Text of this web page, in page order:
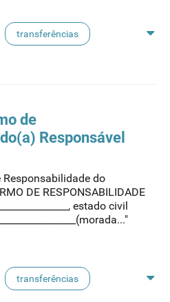
transferências
de
Responsável
do
DE RESPONSABILIDADE
estado civil
transferências